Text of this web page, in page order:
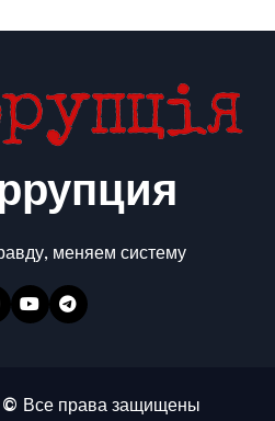
меняем систему
© Все права защищены